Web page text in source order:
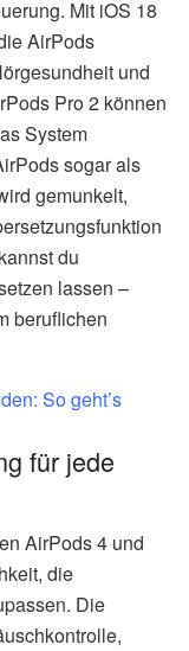
Mit iOS 18
AirPods
und
Pro 2 können
System
sogar als
gemunkelt,
du
lassen –
beruflichen
So geht’s
für jede
AirPods 4 und
die
Die